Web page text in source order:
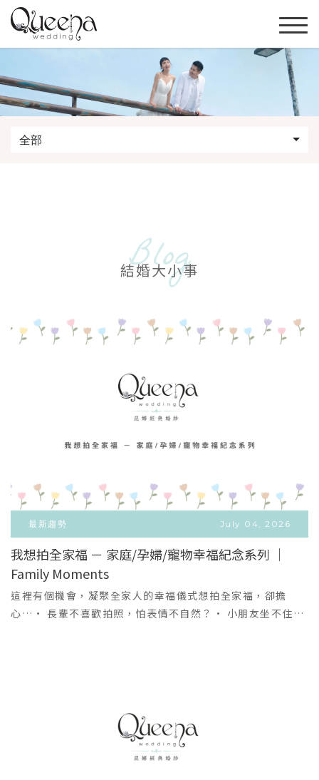
全部
Blog
結婚大小事
＋
最新趨勢 July 04, 2026
我想拍全家福 － 家庭/孕婦/寵物幸福紀念系列 ｜
Family Moments
這裡有個機會，凝聚全家人的幸福儀式想拍全家福，卻擔
心…• 長輩不喜歡拍照，怕表情不自然？• 小朋友坐不住，
緒✔️輕鬆舒適的拍攝節奏：不用擔心尷尬或不會擺姿勢✔️客製
化拍攝風格：無論是溫馨、韓系、自然互動都能呈現💎 家人
的幸福值得最高規格的儀式感有些幸福，不是每天都有機會